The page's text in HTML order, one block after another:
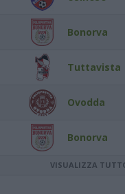
Bonorva
Tuttavista
Ovodda
Bonorva
VISUALIZZA